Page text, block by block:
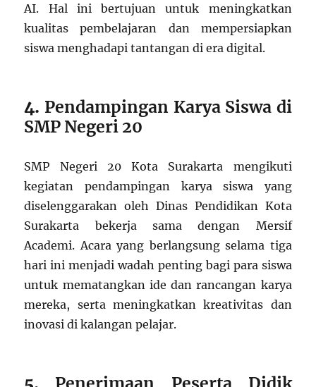
AI. Hal ini bertujuan untuk meningkatkan
kualitas pembelajaran dan mempersiapkan
siswa menghadapi tantangan di era digital.
4. Pendampingan Karya Siswa di
SMP Negeri 20
SMP Negeri 20 Kota Surakarta mengikuti
kegiatan pendampingan karya siswa yang
diselenggarakan oleh Dinas Pendidikan Kota
Surakarta bekerja sama dengan Mersif
Academi. Acara yang berlangsung selama tiga
hari ini menjadi wadah penting bagi para siswa
untuk mematangkan ide dan rancangan karya
mereka, serta meningkatkan kreativitas dan
inovasi di kalangan pelajar.
5. Penerimaan Peserta Didik